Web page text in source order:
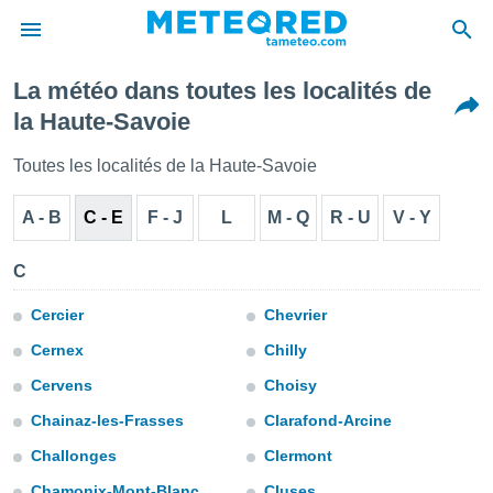
de
a
par
Vous
en
La météo dans toutes les localités de
la Haute-Savoie
Toutes les localités de la Haute-Savoie
A - B C - E F - J L M - Q R - U V - Y
C
Cercier
Cernex
Cervens
Chainaz-les-Frasses
Challonges
Chevrier
Chilly
Choisy
Clarafond-Arcine
Clermont